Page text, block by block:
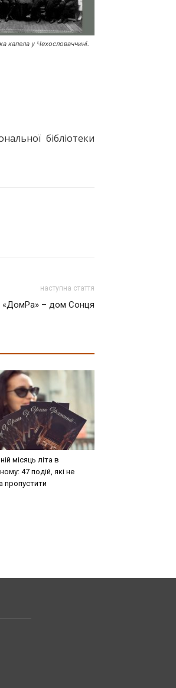
капела у Чехословаччині.
бібліотеки
наступна стаття
«ДомРа» – дом Сонця
місяць літа в
47 подій, які не
пропустити